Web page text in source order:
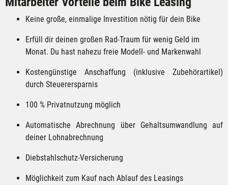
Keine große, einmalige Investition nötig für dein Bike
Erfüll dir deinen großen Rad-Traum für wenig Geld im
Monat. Du hast nahezu freie Modell- und Markenwahl
Kostengünstige Anschaffung (inklusive Zubehörartikel)
durch Steuerersparnis
100 % Privatnutzung möglich
Automatische Abrechnung über Gehaltsumwandlung auf
deiner Lohnabrechnung
Diebstahlschutz-Versicherung
Möglichkeit zum Kauf nach Ablauf des Leasings